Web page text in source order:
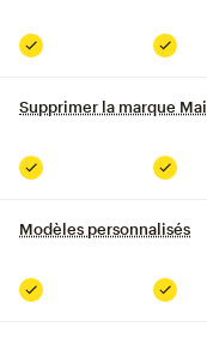
Inclus Inclus
Supprimer la marque
Inclus Inclus
Modèles personnalisés
Inclus Inclus